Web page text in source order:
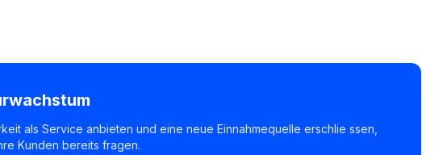
als Service anbieten und eine neue Einnahmequelle erschlie ssen,
Kunden bereits fragen.